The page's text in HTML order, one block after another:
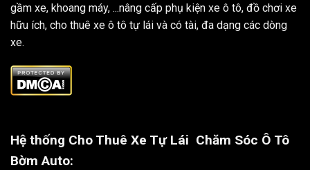
gầm xe, khoang máy, ...nâng cấp phụ kiện xe ô tô, đồ chơi xe
hữu ích, cho thuê xe ô tô tự lái và có tài, đa dạng các dòng
xe.
Hệ thống Cho Thuê Xe Tự Lái Chăm Sóc Ô Tô
Bờm Auto: